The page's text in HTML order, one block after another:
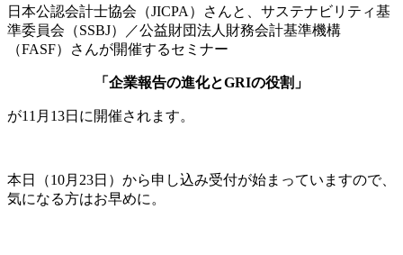
日本公認会計士協会（JICPA）さんと、サステナビリティ基
準委員会（SSBJ）／公益財団法人財務会計基準機構
（FASF）さんが開催するセミナー
「企業報告の進化とGRIの役割」
が11月13日に開催されます。
本日（10月23日）から申し込み受付が始まっていますので、
気になる方はお早めに。